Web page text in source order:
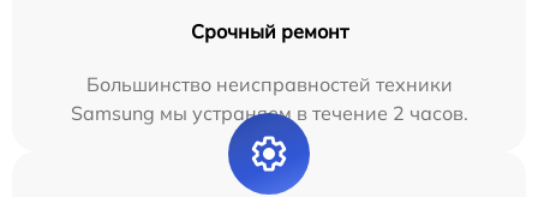
Срочный ремонт
Большинство неисправностей техники
Samsung мы устраняем в течение 2 часов.